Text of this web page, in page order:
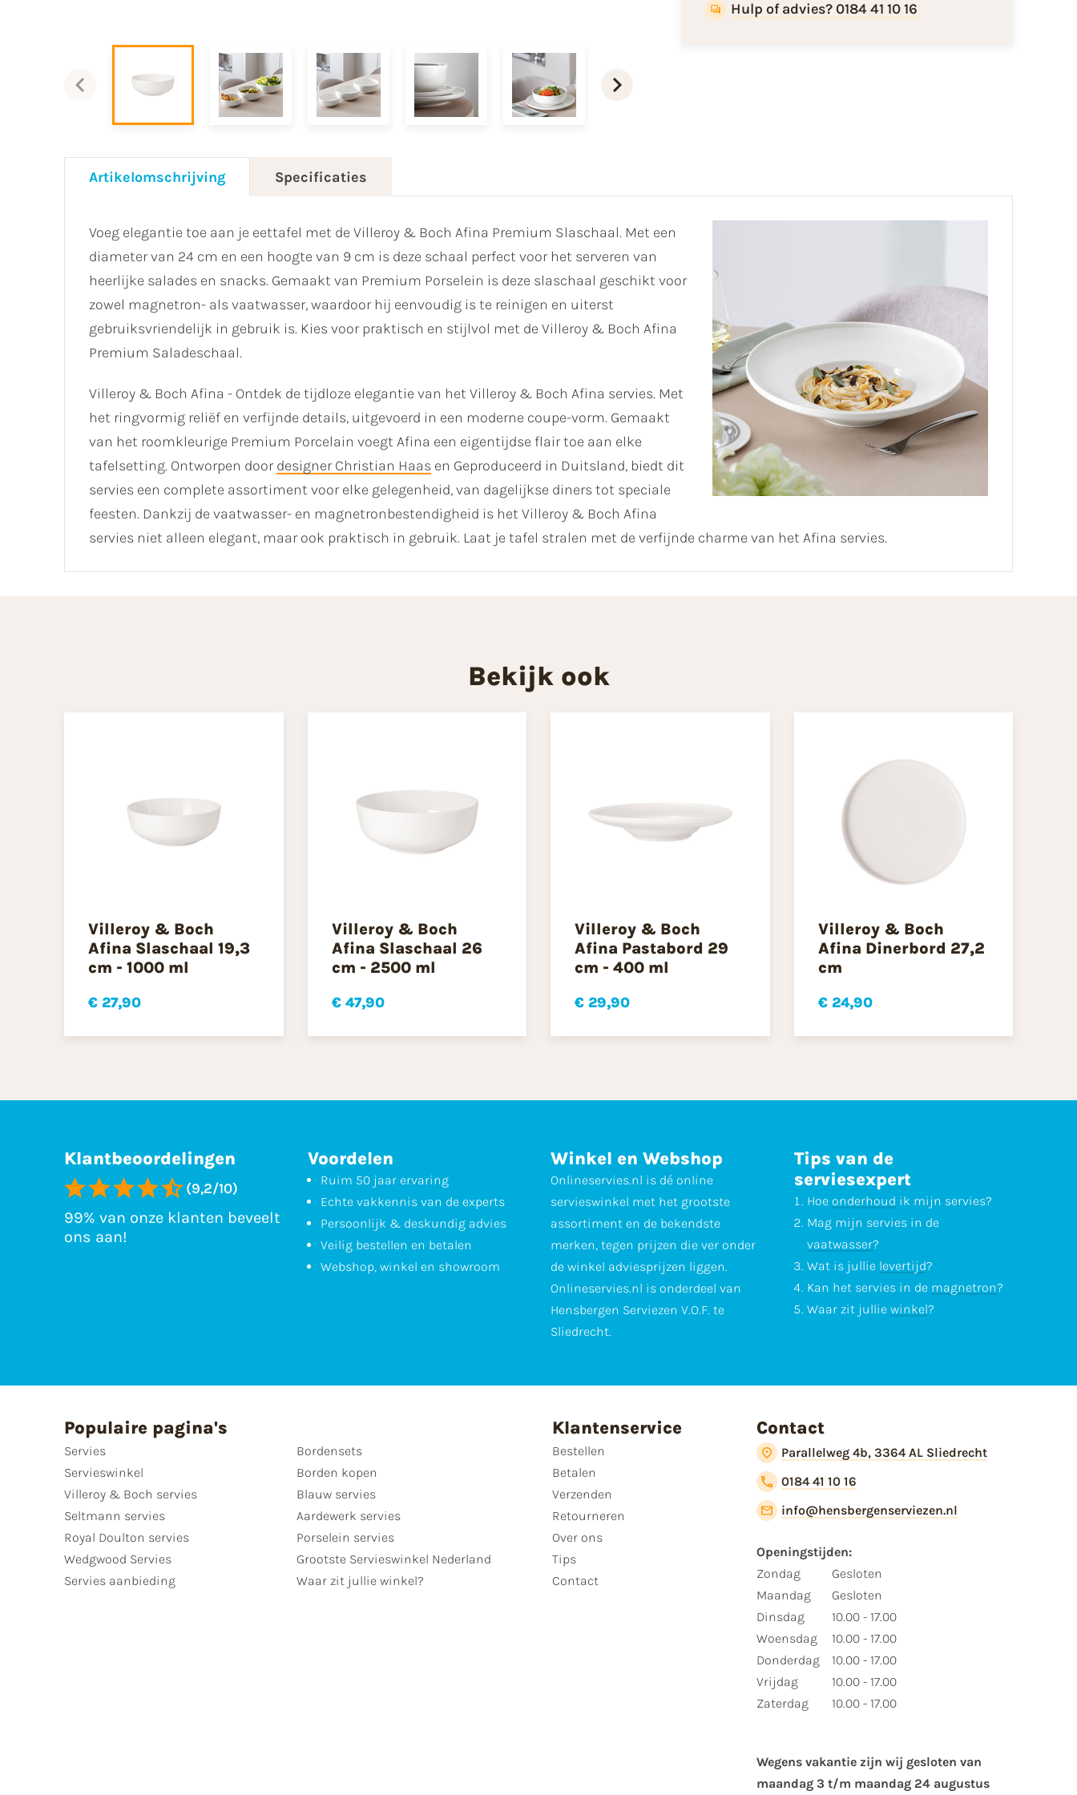
Hulp of advies? 0184 41 10 16
Artikelomschrijving Specificaties
Voeg elegantie toe aan je eettafel met de Villeroy & Boch Afina Premium Slaschaal. Met een
diameter van 24 cm en een hoogte van 9 cm is deze schaal perfect voor het serveren van
heerlijke salades en snacks. Gemaakt van Premium Porselein is deze slaschaal geschikt voor
zowel magnetron- als vaatwasser, waardoor hij eenvoudig is te reinigen en uiterst
gebruiksvriendelijk in gebruik is. Kies voor praktisch en stijlvol met de Villeroy & Boch Afina
Premium Saladeschaal.
Villeroy & Boch Afina - Ontdek de tijdloze elegantie van het Villeroy & Boch Afina servies. Met
het ringvormig reliëf en verfijnde details, uitgevoerd in een moderne coupe-vorm. Gemaakt
van het roomkleurige Premium Porcelain voegt Afina een eigentijdse flair toe aan elke
tafelsetting. Ontworpen doordesigner Christian Haas en Geproduceerd in Duitsland, biedt dit
servies een complete assortiment voor elke gelegenheid, van dagelijkse diners tot speciale
feesten. Dankzij de vaatwasser- en magnetronbestendigheid is het Villeroy & Boch Afina
servies niet alleen elegant, maar ook praktisch in gebruik. Laat je tafel stralen met de verfijnde charme van het Afina servies.
Bekijk ook
Villeroy & Boch
Afina Slaschaal 19,3
cm - 1000 ml
€ 27,90
Villeroy & Boch
Afina Slaschaal 26
cm - 2500 ml
€ 47,90
Villeroy & Boch
Afina Pastabord 29
cm - 400 ml
€ 29,90
Villeroy & Boch
Afina Dinerbord 27,2
cm
€ 24,90
Klantbeoordelingen
(9,2/10)
99% van onze klanten beveelt
ons aan!
Voordelen
Ruim 50 jaar ervaring
Echte vakkennis van de experts
Persoonlijk & deskundig advies
Veilig bestellen en betalen
Webshop, winkel en showroom
Winkel en Webshop
Onlineservies.nl is dé online
servieswinkel met het grootste
assortiment en de bekendste
merken, tegen prijzen die ver onder
de winkel adviesprijzen liggen.
Onlineservies.nl is onderdeel van
Hensbergen Serviezen V.O.F. te
Sliedrecht.
Tips van de
serviesexpert
Hoe onderhoud ik mijn servies?
Mag mijn servies in de
vaatwasser?
Wat is jullie levertijd?
Kan het servies in de magnetron?
Waar zit jullie winkel?
Populaire pagina's
Servies
Servieswinkel
Villeroy & Boch servies
Seltmann servies
Royal Doulton servies
Wedgwood Servies
Servies aanbieding
Bordensets
Borden kopen
Blauw servies
Aardewerk servies
Porselein servies
Grootste Servieswinkel Nederland
Waar zit jullie winkel?
Klantenservice
Bestellen
Betalen
Verzenden
Retourneren
Over ons
Tips
Contact
Contact
Parallelweg 4b, 3364 AL Sliedrecht
0184 41 10 16
info@hensbergenserviezen.nl
Openingstijden:
Zondag
Maandag
Dinsdag
Woensdag
Donderdag
Vrijdag
Zaterdag
Gesloten
Gesloten
10.00 - 17.00
10.00 - 17.00
10.00 - 17.00
10.00 - 17.00
10.00 - 17.00
Wegens vakantie zijn wij gesloten van ​
maandag 3 t/m maandag 24 augustus